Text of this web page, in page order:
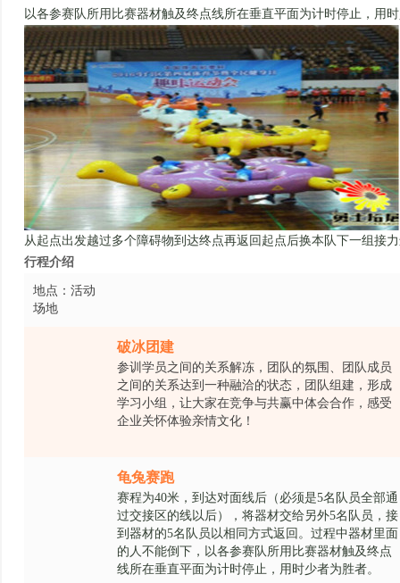
以各参赛队所用比赛器材触及终点线所在垂直平面为计时停止，用
从起点出发越过多个障碍物到达终点再返回起点后换本队下一组接
行程介绍
地点：活动
场地
破冰团建
参训学员之间的关系解冻，团队的氛围、团队成员
之间的关系达到一种融洽的状态，团队组建，形成
学习小组，让大家在竞争与共赢中体会合作，感受
企业关怀体验亲情文化！
龟兔赛跑
赛程为40米，到达对面线后（必须是5名队员全部通
过交接区的线以后），将器材交给另外5名队员，接
到器材的5名队员以相同方式返回。过程中器材里面
的人不能倒下，以各参赛队所用比赛器材触及终点
线所在垂直平面为计时停止，用时少者为胜者。